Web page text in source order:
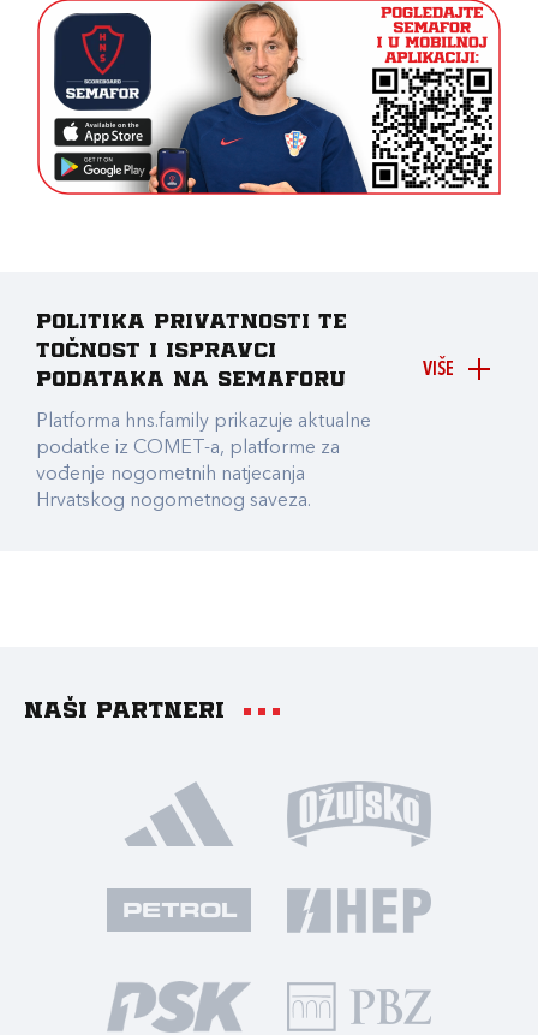
VIŠE
Politika privatnosti te
točnost i ispravci
podataka na Semaforu
Platforma hns.family prikazuje aktualne
podatke iz COMET-a, platforme za
vođenje nogometnih natjecanja
Hrvatskog nogometnog saveza.
Naši partneri